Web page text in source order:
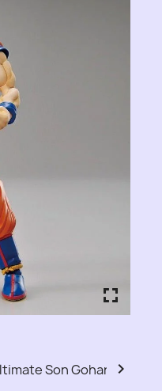
fullscreen
fullscreen
fullscreen
fullscreen
fullscreen
